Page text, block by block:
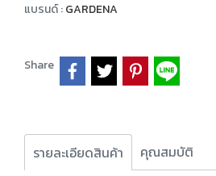
แบรนด์ :GARDENA
Share
รายละเอียดสินค้า คุณสมบัติ